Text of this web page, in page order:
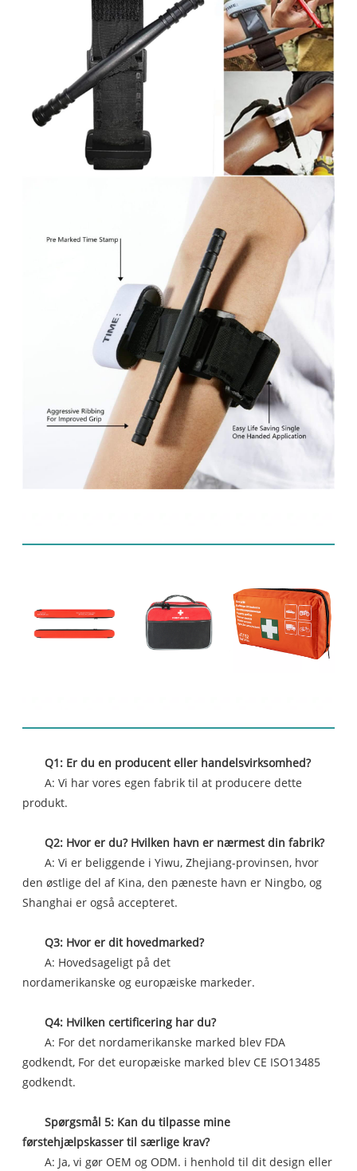
Q1: Er du en producent eller handelsvirksomhed?
A: Vi har vores egen fabrik til at producere dette
produkt.
Q2: Hvor er du? Hvilken havn er nærmest din fabrik?
A: Vi er beliggende i Yiwu, Zhejiang-provinsen, hvor
den østlige del af Kina, den pæneste havn er Ningbo, og
Shanghai er også accepteret.
Q3: Hvor er dit hovedmarked?
A: Hovedsageligt på det
nordamerikanske og europæiske markeder.
Q4: Hvilken certificering har du?
A: For det nordamerikanske marked blev FDA
godkendt, For det europæiske marked blev CE ISO13485
godkendt.
Spørgsmål 5: Kan du tilpasse mine
førstehjælpskasser til særlige krav?
A: Ja, vi gør OEM og ODM. i henhold til dit design eller